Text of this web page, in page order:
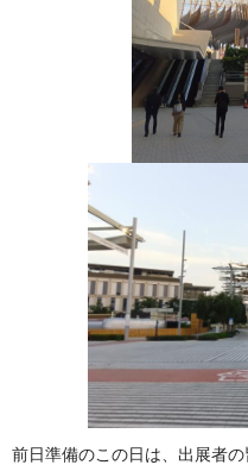
前日準備のこの日は、出展者